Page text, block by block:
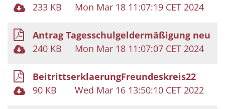
233 KB
Mon Mar 18 11:07:19 CET 2024
Antrag Tagesschulgeldermäßigung neu
240 KB
Mon Mar 18 11:07:07 CET 2024
BeitrittserklaerungFreundeskreis22
90 KB
Wed Mar 16 13:50:10 CET 2022